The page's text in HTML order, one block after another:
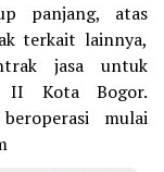
panjang, atas
terkait lainnya,
jasa untuk
II Kota Bogor.
mulai